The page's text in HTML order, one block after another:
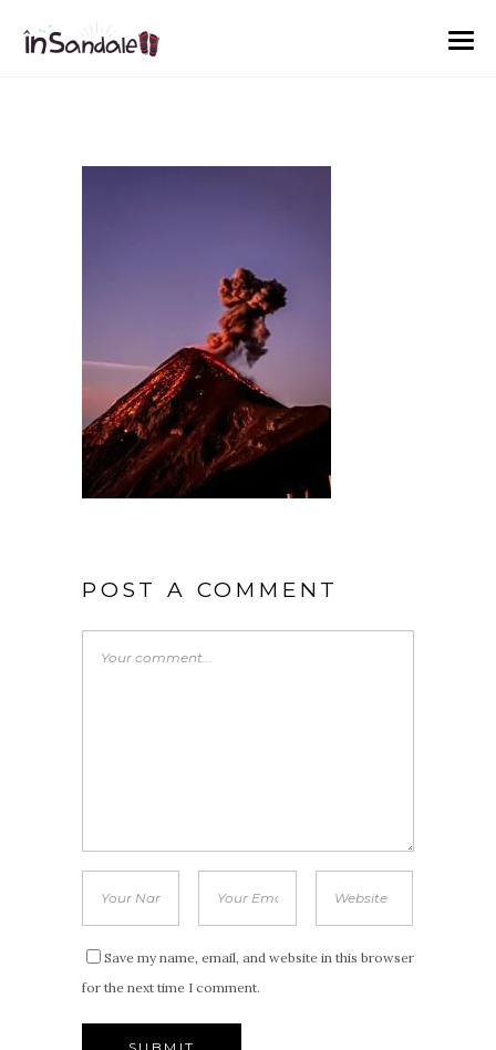
POST A COMMENT
Save my name, email, and website in this browser
for the next time I comment.